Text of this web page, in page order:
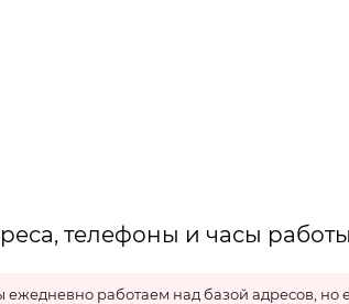
телефоны и часы
ежедневно работаем над базой адресов, но